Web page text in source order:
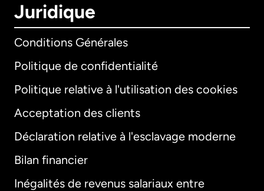
Juridique
Conditions Générales
Politique de confidentialité
Politique relative à l'utilisation des cookies
Acceptation des clients
Déclaration relative à l'esclavage moderne
Bilan financier
Inégalités de revenus salariaux entre
International